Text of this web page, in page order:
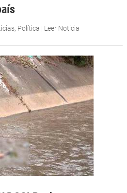
, Política | Leer Noticia